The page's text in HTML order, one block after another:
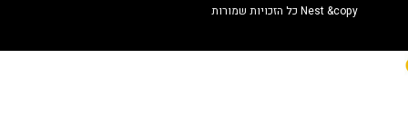
Nest &copy כל הזכויות שמורות